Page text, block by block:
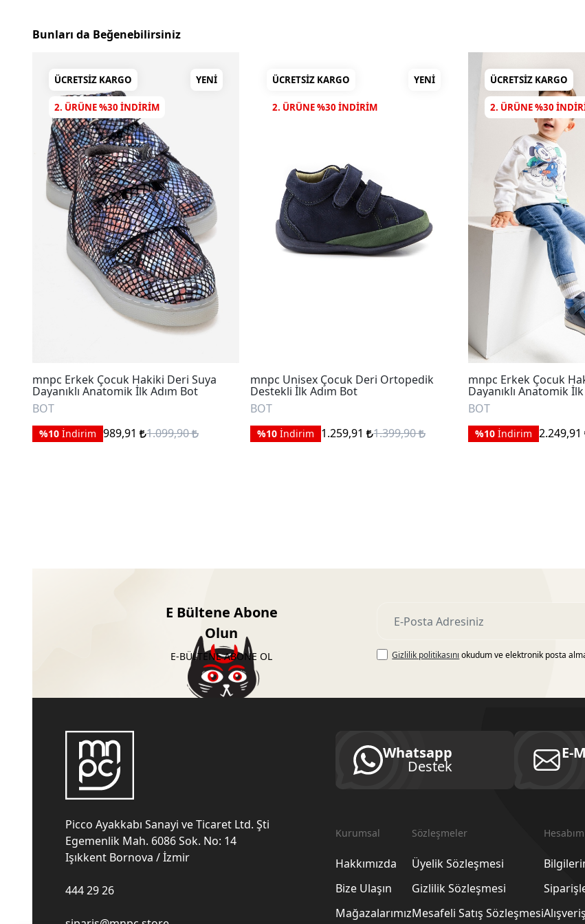
Bunları da Beğenebilirsiniz
ÜCRETSIZ KARGO YENI
2. ÜRÜNE %30 INDIRIM
mnpc Erkek Çocuk Hakiki Deri Suya
Dayanıklı Anatomik İlk Adım Bot
BOT
%10 İndirim 989,91 1.099,90
ÜCRETSIZ KARGO YENI
2. ÜRÜNE %30 INDIRIM
mnpc Unisex Çocuk Deri Ortopedik
Destekli İlk Adım Bot
BOT
%10 İndirim 1.259,91 1.399,90
ÜCRETSIZ KARGO
2. ÜRÜNE %30
mnpc Erkek Çocuk
Dayanıklı Anatomik
BOT
%10 İndirim 2.249,91
E Bültene Abone
Olun
E-BÜLTENE ABONE OL Gizlilik politikasını okudum ve elektronik posta
Picco Ayakkabı Sanayi ve Ticaret Ltd. Şti
Egemenlik Mah. 6086 Sok. No: 14
Işıkkent Bornova / İzmir
444 29 26
Whatsapp
Destek
E-
Kurumsal
Hakkımızda
Bize Ulaşın
Mağazalarımız
Sözleşmeler
Üyelik Sözleşmesi
Gizlilik Sözleşmesi
Mesafeli Satış Sözleşmesi
Hesabım